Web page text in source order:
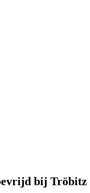
bij Tröbitz